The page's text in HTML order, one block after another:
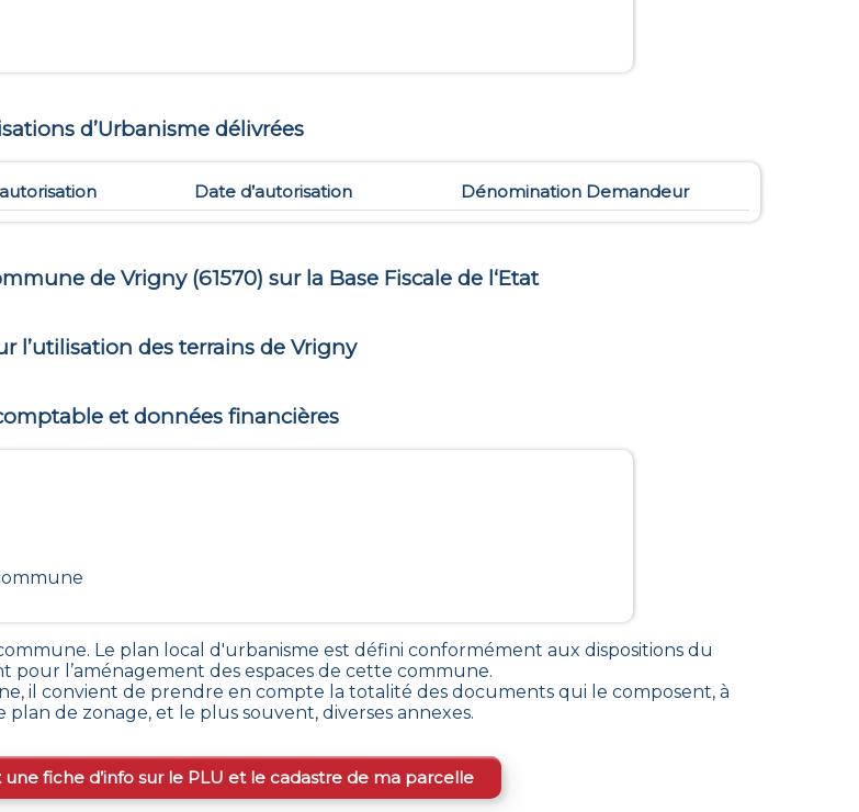
d’Urbanisme délivrées
Date d’autorisation Dénomination Demandeur
de Vrigny(61570) sur la Base Fiscale de l‘Etat
l’utilisation des terrains de Vrigny
et données financières
Le plan local d'urbanisme est défini conformément aux dispositions du
pour l’aménagement des espaces de cette commune.
il convient de prendre en compte la totalité des documents qui le composent, à
de zonage, et le plus souvent, diverses annexes.
fiche d’info sur le PLU et le cadastre de ma parcelle